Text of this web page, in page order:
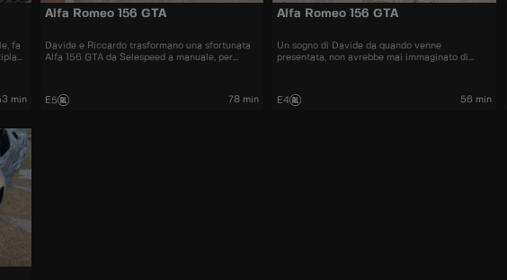
fa
min
Alfa Romeo 156 GTA
Davide e Riccardo trasformano una sfortunata
Alfa 156 GTA da Selespeed a manuale, per
E5 78 min
Alfa Romeo 156 GTA
Un sogno di Davide da quando venne
presentata, non avrebbe mai immaginato di
E4 56 min